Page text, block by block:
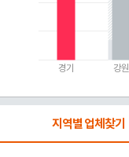
경기 강원
지역별 업체찾기